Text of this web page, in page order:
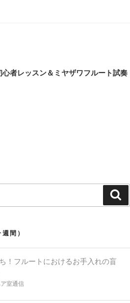
者レッスン＆ミヤザワフルート試奏
間）
！フルートにおけるお手入れの盲
ア室通信